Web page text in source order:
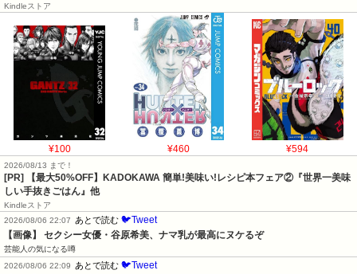
Kindleストア
¥100 ¥460 ¥594
2026/08/13 まで！
[PR] 【最大50%OFF】KADOKAWA 簡単!美味い!レシピ本フェア②『世界一美味
しい手抜きごはん』他
Kindleストア
2026/08/06 22:07
あとで読む 🐦Tweet
【画像】 セクシー女優・谷原希美、ナマ乳が最高にヌケるぞ
芸能人の気になる噂
2026/08/06 22:09
あとで読む 🐦Tweet